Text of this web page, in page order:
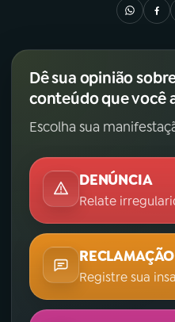
Dê sua opinião
conteúdo que você
Escolha sua
DENÚNCIA
Relate
RECLAMAÇÃO
Registre sua